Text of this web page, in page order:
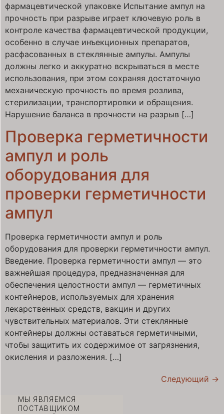
фармацевтической упаковке Испытание ампул на
прочность при разрыве играет ключевую роль в
контроле качества фармацевтической продукции,
особенно в случае инъекционных препаратов,
расфасованных в стеклянные ампулы. Ампулы
должны легко и аккуратно вскрываться в месте
использования, при этом сохраняя достаточную
механическую прочность во время розлива,
стерилизации, транспортировки и обращения.
Нарушение баланса в прочности на разрыв […]
Проверка герметичности
ампул и роль
оборудования для
проверки герметичности
ампул
Проверка герметичности ампул и роль
оборудования для проверки герметичности ампул.
Введение. Проверка герметичности ампул — это
важнейшая процедура, предназначенная для
обеспечения целостности ампул — герметичных
контейнеров, используемых для хранения
лекарственных средств, вакцин и других
чувствительных материалов. Эти стеклянные
контейнеры должны оставаться герметичными,
чтобы защитить их содержимое от загрязнения,
окисления и разложения. […]
Следующий →
МЫ ЯВЛЯЕМСЯ
ПОСТАВЩИКОМ